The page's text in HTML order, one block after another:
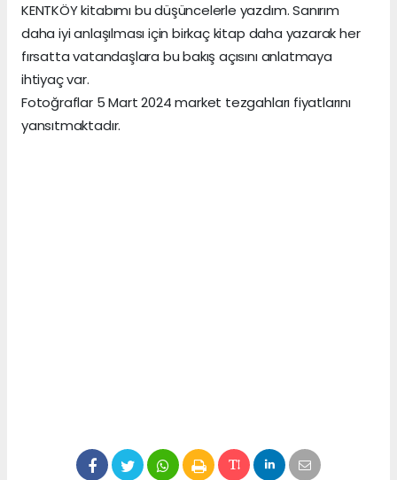
KENTKÖY kitabımı bu düşüncelerle yazdım. Sanırım
daha iyi anlaşılması için birkaç kitap daha yazarak her
fırsatta vatandaşlara bu bakış açısını anlatmaya
ihtiyaç var.
Fotoğraflar 5 Mart 2024 market tezgahları fiyatlarını
yansıtmaktadır.